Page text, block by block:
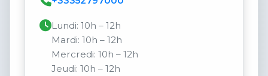
Lundi: 10h – 12h
Mardi: 10h – 12h
Mercredi: 10h – 12h
Jeudi: 10h – 12h